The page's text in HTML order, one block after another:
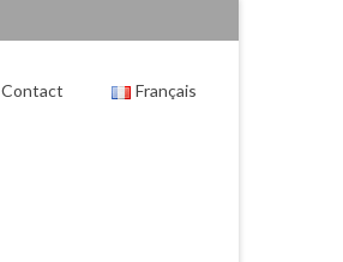
Contact Français